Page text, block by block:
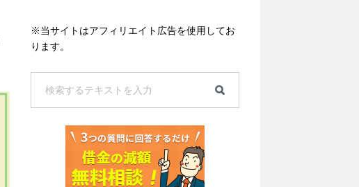
※当サイトはアフィリエイト広告を使用してお
ります。